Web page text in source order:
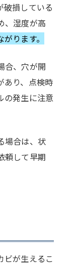
破損している
、湿度が高
ります。
合、穴が開
あり、点検時
の発生に注意
場合は、状
頼して早期
ビが生えるこ